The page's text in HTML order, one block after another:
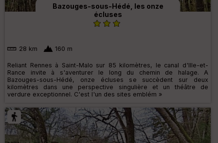
Bazouges-sous-Hédé, les onze
écluses
28 km 160 m
Reliant Rennes à Saint-Malo sur 85 kilomètres, le canal d'Ille-et-
Rance invite à s'aventurer le long du chemin de halage. A
Bazouges-sous-Hédé, onze écluses se succèdent sur deux
kilomètres dans une perspective singulière et un théâtre de
verdure exceptionnel. C'est l'un des sites emblém »